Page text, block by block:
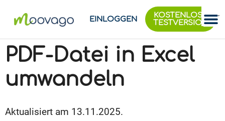
EINLOGGEN
KOSTENLOSE
TESTVERSION
PDF-Datei in Excel
umwandeln
Aktualisiert am 13.11.2025.